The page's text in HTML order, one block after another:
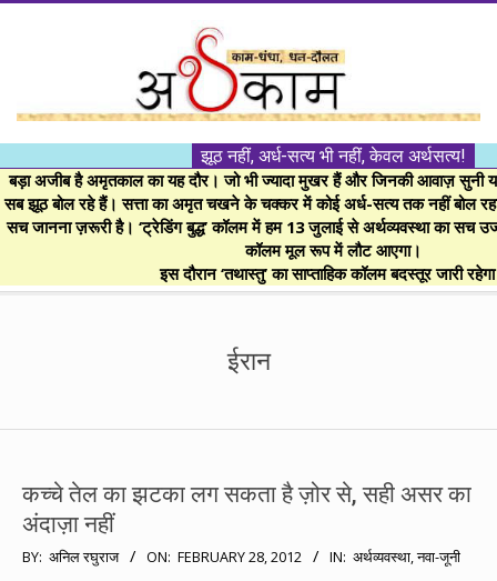
।।
अर्थकाम।।
BE
FINANCIALLY
झूठ नहीं, अर्ध-सत्य भी नहीं, केवल अर्थसत्य!
बड़ा अजीब है अमृतकाल का यह दौर। जो भी ज्यादा मुखर हैं और जिनकी आवाज़ सुनी
सब झूठ बोल रहे हैं। सत्ता का अमृत चखने के चक्कर में कोई अर्ध-सत्य तक नहीं बोल
सच जानना ज़रूरी है। ‘ट्रेडिंग बुद्ध’ कॉलम में हम 13 जुलाई से अर्थव्यवस्था का सच
कॉलम मूल रूप में लौट आएगा।
इस दौरान ‘तथास्तु’ का साप्ताहिक कॉलम बदस्तूर जारी
ईरान
कच्चे तेल का झटका लग सकता है ज़ोर से, सही असर का
अंदाज़ा नहीं
2012-
BY: अनिल रघुराज ON: FEBRUARY 28, 2012 IN: अर्थव्यवस्था,नवा-जूनी